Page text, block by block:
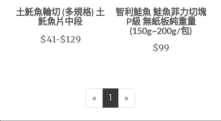
土魠魚輪切 (多規格) 土
魠魚片中段
$41-$129
智利鮭魚 鮭魚菲力切塊
P級 無紙板純重量
(150g~200g/包)
$99
« 1 »